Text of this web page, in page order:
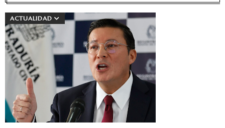
ACTUALIDAD